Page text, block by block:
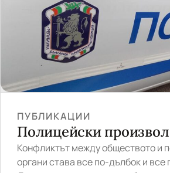
ПУБЛИКАЦИИ
Полицейски произвол
Конфликтът между обществото и
органи става все по-дълбок и все